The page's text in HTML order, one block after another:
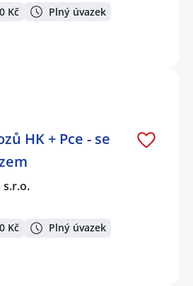
Kč Plný úvazek
HK + Pce - se
Kč Plný úvazek